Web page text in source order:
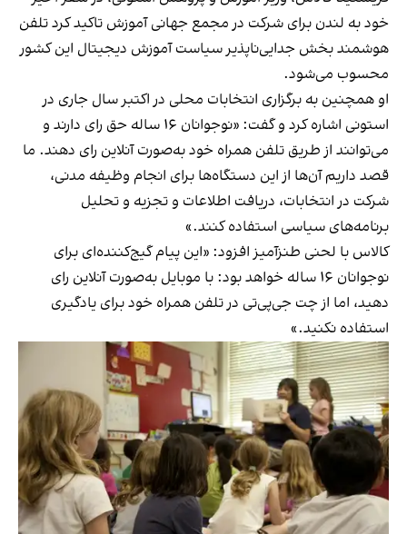
خود به لندن برای شرکت در مجمع جهانی آموزش تاکید کرد تلفن
هوشمند بخش جدایی‌ناپذیر سیاست آموزش دیجیتال این کشور
محسوب می‌شود.
او همچنین به برگزاری انتخابات محلی در اکتبر سال جاری در
استونی اشاره کرد و گفت: «نوجوانان ۱۶ ساله حق رای دارند و
می‌توانند از طریق تلفن همراه خود به‌صورت آنلاین رای دهند. ما
قصد داریم آن‌ها از این دستگاه‌ها برای انجام وظیفه مدنی،
شرکت در انتخابات، دریافت اطلاعات و تجزیه و تحلیل
برنامه‌های سیاسی استفاده کنند.»
کالاس با لحنی طنزآمیز افزود: «این پیام گیج‌کننده‌ای برای
نوجوانان ۱۶ ساله خواهد‌ بود: با موبایل به‌صورت آنلاین رای
دهید، اما از چت جی‌پی‌تی در تلفن همراه خود برای یادگیری
استفاده نکنید.»